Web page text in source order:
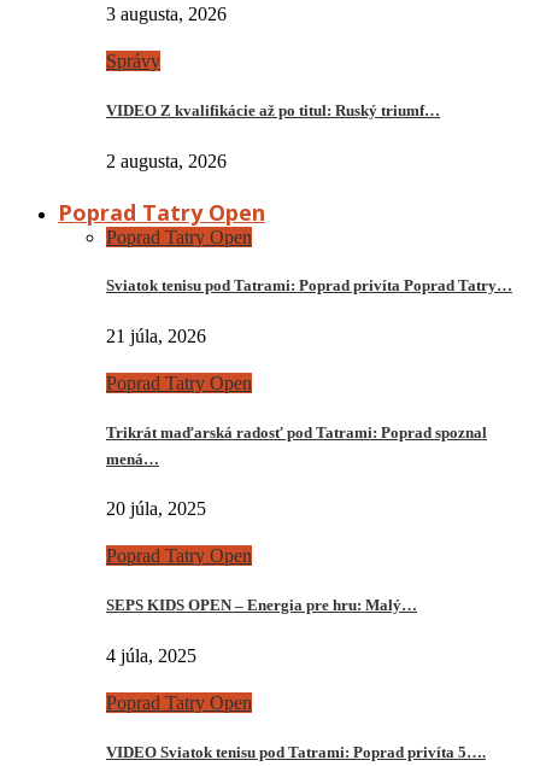
3 augusta, 2026
Správy
VIDEO Z kvalifikácie až po titul: Ruský triumf…
2 augusta, 2026
Poprad Tatry Open
Poprad Tatry Open
Sviatok tenisu pod Tatrami: Poprad privíta Poprad Tatry…
21 júla, 2026
Poprad Tatry Open
Trikrát maďarská radosť pod Tatrami: Poprad spoznal
mená…
20 júla, 2025
Poprad Tatry Open
SEPS KIDS OPEN – Energia pre hru: Malý…
4 júla, 2025
Poprad Tatry Open
VIDEO Sviatok tenisu pod Tatrami: Poprad privíta 5….